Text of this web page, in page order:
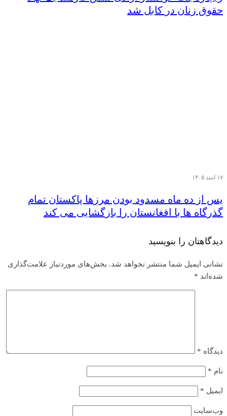
حقوق زنان در کابل شد
۱۷ اسد ۱۴۰۵
پس از ده ماه مسدود بودن مرزها پاکستان تمام
گذرگاه ها با افغانستان را بازگشایی می کند
دیدگاهتان را بنویسید
نشانی ایمیل شما منتشر نخواهد شد. بخش‌های موردنیاز علامت‌گذاری
شده‌اند *
دیدگاه *
نام *
ایمیل *
وب‌سایت